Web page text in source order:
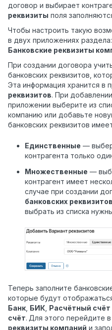
договор и выбирает
реквизиты поля
Чтобы настроить такую
в двух приложениях раздела:
Банковские реквизиты
При создании договора
банковских реквизитов,
Эта информация хранится в
реквизитов. При
приложении выберите из
компанию или добавьте
банковских реквизитов
Единственные —
контрагента только
Множественные —
контрагент имеет
случае при создании
банковских реквизитов
выбрать из списка
Теперь заполните
которые будут
Банк БИК Расчётный счёт
счёт. Для этого перейдите
реквизиты компаний и